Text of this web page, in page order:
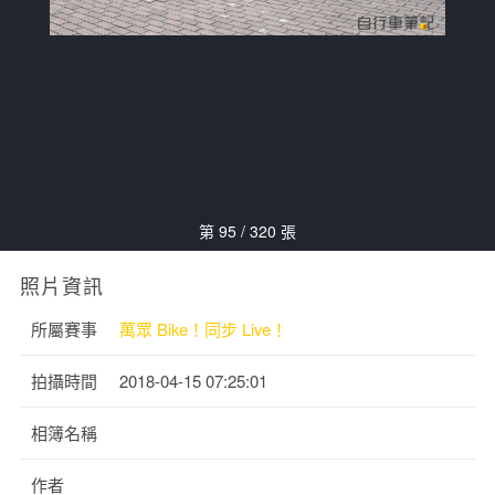
第 95 / 320 張
照片資訊
所屬賽事 萬眾 Bike！同步 Live！
拍攝時間 2018-04-15 07:25:01
相簿名稱
作者